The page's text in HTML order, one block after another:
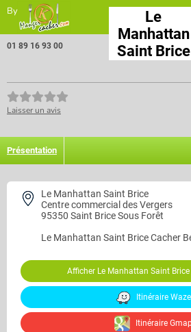
By
Le
Manhattan
Saint Brice
01 89 16 93 00
Laisser un avis
Présentation
Le Manhattan Saint Brice
Centre commercial des Vergers
95350 Saint Brice Sous Forêt
Le Manhattan Saint BriceCacher
Afficher Le Manhattan Saint
Itinéraire Waze
Itinéraire